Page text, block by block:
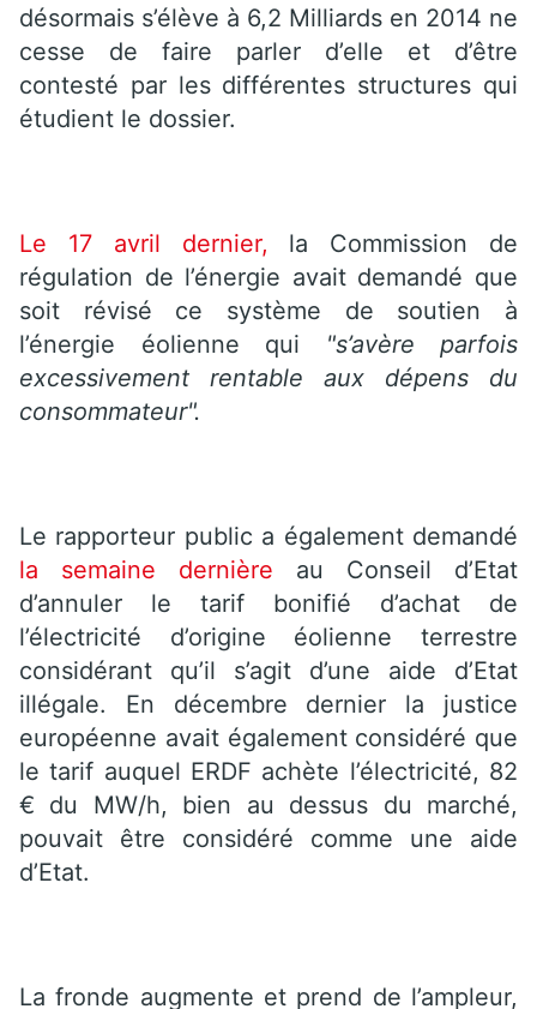
désormais s’élève à 6,2 Milliards en 2014 ne
cesse de faire parler d’elle et d’être
contesté par les différentes structures qui
étudient le dossier.
Le 17 avril dernier, la Commission de
régulation de l’énergie avait demandé que
soit révisé ce système de soutien à
l’énergie éolienne qui
"s’avère parfois
excessivement rentable aux dépens du
consommateur".
Le rapporteur public a également demandé
la semaine dernière au Conseil d’Etat
d’annuler le tarif bonifié d’achat de
l’électricité d’origine éolienne terrestre
considérant qu’il s’agit d’une aide d’Etat
illégale. En décembre dernier la justice
européenne avait également considéré que
le tarif auquel ERDF achète l’électricité, 82
€ du MW/h, bien au dessus du marché,
pouvait être considéré comme une aide
d’Etat.
La fronde augmente et prend de l’ampleur,